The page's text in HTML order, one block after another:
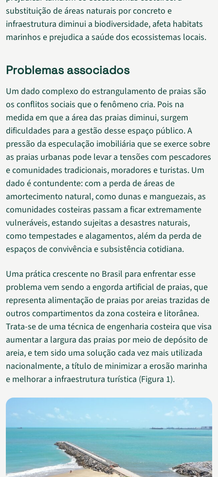
substituição de áreas naturais por concreto e
infraestrutura diminui a biodiversidade, afeta habitats
marinhos e prejudica a saúde dos ecossistemas locais.
Problemas associados
Um dado complexo do estrangulamento de praias são
os conflitos sociais que o fenômeno cria. Pois na
medida em que a área das praias diminui, surgem
dificuldades para a gestão desse espaço público. A
pressão da especulação imobiliária que se exerce sobre
as praias urbanas pode levar a tensões com pescadores
e comunidades tradicionais, moradores e turistas. Um
dado é contundente: com a perda de áreas de
amortecimento natural, como dunas e manguezais, as
comunidades costeiras passam a ficar extremamente
vulneráveis, estando sujeitas a desastres naturais,
como tempestades e alagamentos, além da perda de
espaços de convivência e subsistência cotidiana.
Uma prática crescente no Brasil para enfrentar esse
problema vem sendo a engorda artificial de praias, que
representa alimentação de praias por areias trazidas de
outros compartimentos da zona costeira e litorânea.
Trata-se de uma técnica de engenharia costeira que visa
aumentar a largura das praias por meio de depósito de
areia, e tem sido uma solução cada vez mais utilizada
nacionalmente, a título de minimizar a erosão marinha
e melhorar a infraestrutura turística (Figura 1).